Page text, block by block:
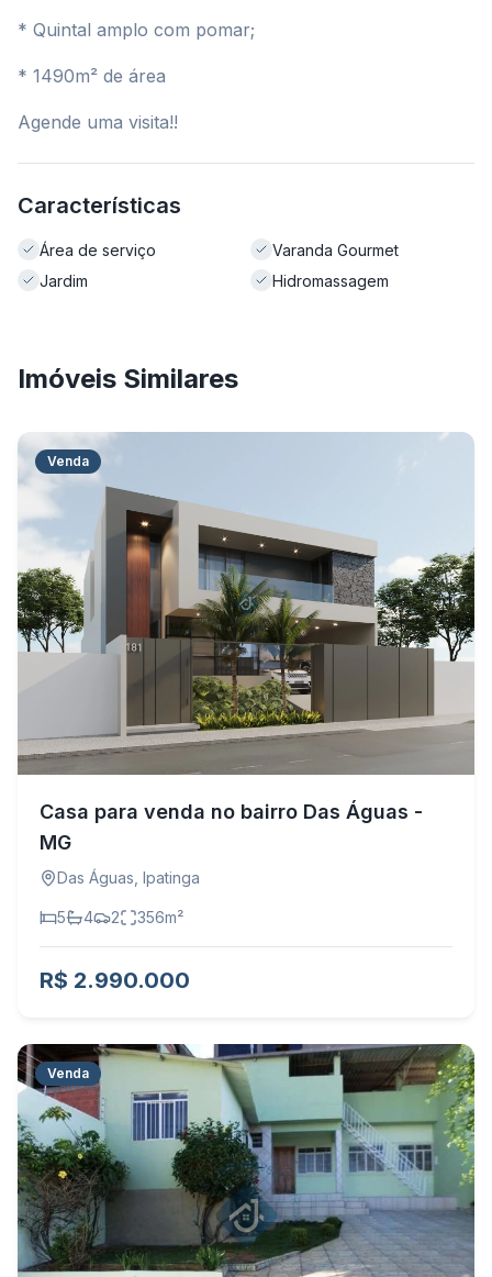
* Quintal amplo com pomar;
* 1490m² de área
Agende uma visita!!
Características
Área de serviço
Varanda Gourmet
Jardim
Hidromassagem
Imóveis Similares
Venda
Casa para venda no bairro Das Águas -
MG
Das Águas Ipatinga
5 4 2 356m²
R$ 2.990.000
Venda